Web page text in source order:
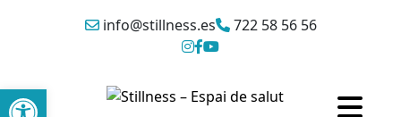
info@stillness.es 722 58 56 56
Abrir barra de herramientas